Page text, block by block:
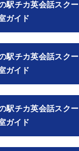
駅チカ英会話スクー
ガイド
駅チカ英会話スクー
ガイド
駅チカ英会話スクー
ガイド